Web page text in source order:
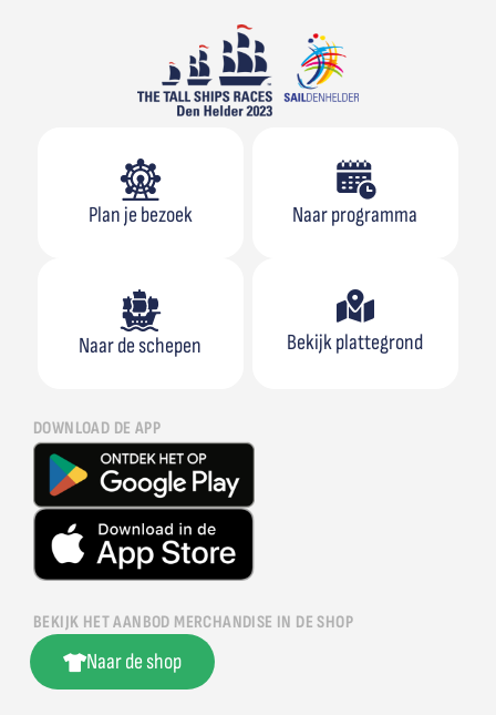
Plan je bezoek Naar programma
Naar de schepen Bekijk plattegrond
DOWNLOAD DE APP
BEKIJK HET AANBOD MERCHANDISE IN DE SHOP
Naar de shop